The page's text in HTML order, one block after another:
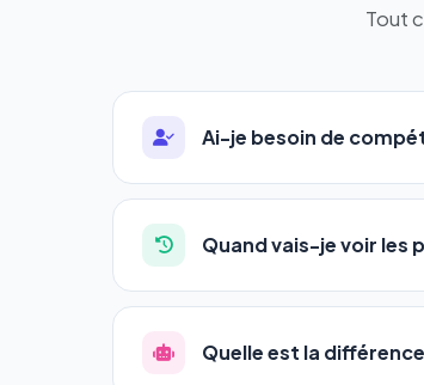
Tout
Ai-je besoin de
Absolument pas. Notre logiciel
auto-entrepreneurs, PME ou
l'adresse de votre site, décrivez
Quand vais-je voir les
La plupart de nos utilisateurs
progression
Quelle est la